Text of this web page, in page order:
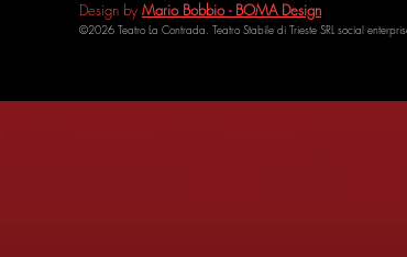
Design by Mario Bobbio - BOMA Design
©2026 Teatro La Contrada. Teatro Stabile di Trieste SRL social